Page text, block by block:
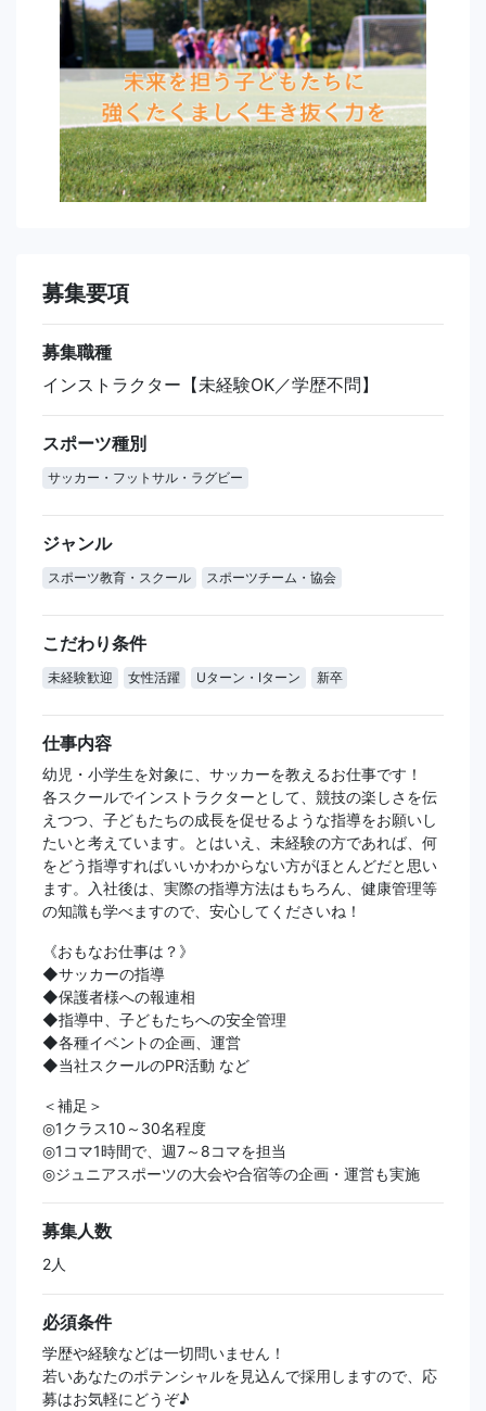
募集要項
募集職種
インストラクター【未経験OK／学歴不問】
スポーツ種別
サッカー・フットサル・ラグビー
ジャンル
スポーツ教育・スクール スポーツチーム・協会
こだわり条件
未経験歓迎 女性活躍 Uターン・Iターン 新卒
仕事内容
幼児・小学生を対象に、サッカーを教えるお仕事です！
各スクールでインストラクターとして、競技の楽しさを伝
えつつ、子どもたちの成長を促せるような指導をお願いし
たいと考えています。とはいえ、未経験の方であれば、何
をどう指導すればいいかわからない方がほとんどだと思い
ます。入社後は、実際の指導方法はもちろん、健康管理等
の知識も学べますので、安心してくださいね！
《おもなお仕事は？》
◆サッカーの指導
◆保護者様への報連相
◆指導中、子どもたちへの安全管理
◆各種イベントの企画、運営
◆当社スクールのPR活動 など
＜補足＞
◎1クラス10～30名程度
◎1コマ1時間で、週7～8コマを担当
◎ジュニアスポーツの大会や合宿等の企画・運営も実施
募集人数
2人
必須条件
学歴や経験などは一切問いません！
若いあなたのポテンシャルを見込んで採用しますので、応
募はお気軽にどうぞ♪